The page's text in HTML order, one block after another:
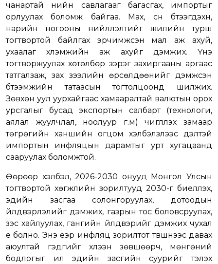
чанартай үнийн савлагааг багасгах, импортыг
орлуулах боломж байгаа. Мах, сүүн бүтээгдэхүүн,
нарийн ногооны нийлүүлэлтийг жилийн турш
тогтвортой байлгах эрчимжсэн мал аж ахуй,
ухаалаг хүлэмжийн аж ахуйг дэмжих. Үнэ
тогтворжуулах хөтөлбөр зэрэг захиргааны аргаас
татгалзаж, зах зээлийн өрсөлдөөнийг дэмжсэн
бүтээмжийн татаасын тогтолцоонд шилжих.
Зөвхөн уул уурхайгаас хамааралтай валютын орох
урсгалыг бусад экспортын салбарт (технологи,
аялал жуулчлал, ноолуур г.м) чиглүүлэх замаар
төгрөгийн ханшийн огцом хэлбэлзлээс үүдэлтэй
импортын инфляцын дарамтыг урт хугацаанд
сааруулах боломжтой.
Өөрөөр хэлбэл, 2026-2030 онууд Монгол Улсын
тогтвортой хөгжлийн зорилтууд 2030-г биелүүлэх,
эдийн засгаа солонгоруулах, дотоодын
үйлдвэрлэлийг дэмжих, газрын тос боловсруулах,
зэс хайлуулах, гангийн үйлдвэрийг дэмжих чухал
үе болно. Энэ үеэр инфляц зорилтот түвшнээс давах
аюултай гэдгийг хүлээн зөвшөөрч, мөнгөний
бодлогыг илүү эдийн засгийн суурийг тэлэх